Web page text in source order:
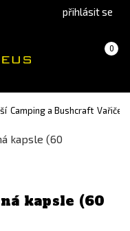
přihlásit se
Košík 0
(prázdný)
Camping a Bushcraft Vařiče
kapsle (60